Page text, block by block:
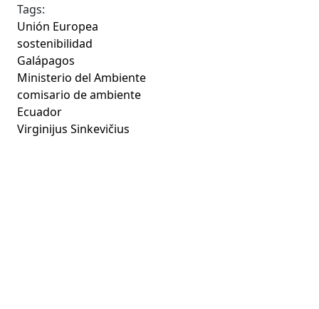
Tags:
Unión Europea
sostenibilidad
Galápagos
Ministerio del Ambiente
comisario de ambiente
Ecuador
Virginijus Sinkevičius